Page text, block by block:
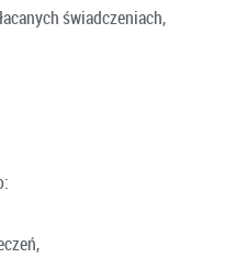
świadczeniach,